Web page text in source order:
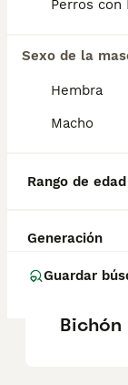
Perros con
Sexo de la
Hembra
Macho
Rango de edad
Generación
Guardar
sacar
de
¿Qué
Bichón